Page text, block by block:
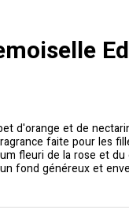
d'orange et de
faite pour les
fleuri de la rose et
fond généreux et